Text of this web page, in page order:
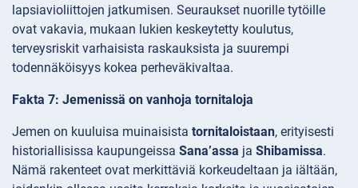
lapsiavioliittojen jatkumisen. Seuraukset nuorille tytöille
ovat vakavia, mukaan lukien keskeytetty koulutus,
terveysriskit varhaisista raskauksista ja suurempi
todennäköisyys kokea perheväkivaltaa.
Fakta 7: Jemenissä on vanhoja tornitaloja
Jemen on kuuluisa muinaisista tornitaloistaan, erityisesti
historiallisissa kaupungeissa Sana’assa ja Shibamissa.
Nämä rakenteet ovat merkittäviä korkeudeltaan ja iältään,